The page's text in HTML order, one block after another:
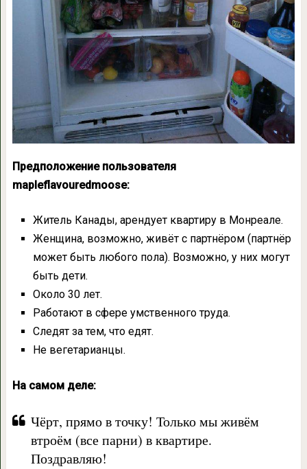
Предположение пользователя
mapleflavouredmoose:
Житель Канады, арендует квартиру в Монреале.
Женщина, возможно, живёт с партнёром (партнёр
может быть любого пола). Возможно, у них могут
быть дети.
Около 30 лет.
Работают в сфере умственного труда.
Следят за тем, что едят.
Не вегетарианцы.
На самом деле:
Чёрт, прямо в точку! Только мы живём
втроём (все парни) в квартире.
Поздравляю!